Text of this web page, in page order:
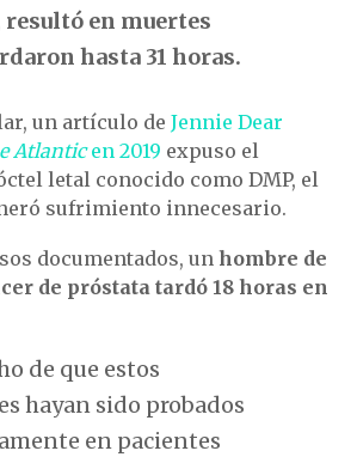
resultó en muertes
hasta 31 horas.
un artículo de Jennie Dear
Atlanticen 2019 expuso el
letal conocido como DMP, el
sufrimiento innecesario.
documentados, un hombre de
de próstata tardó 18 horas en
de que estos
hayan sido probados
en pacientes